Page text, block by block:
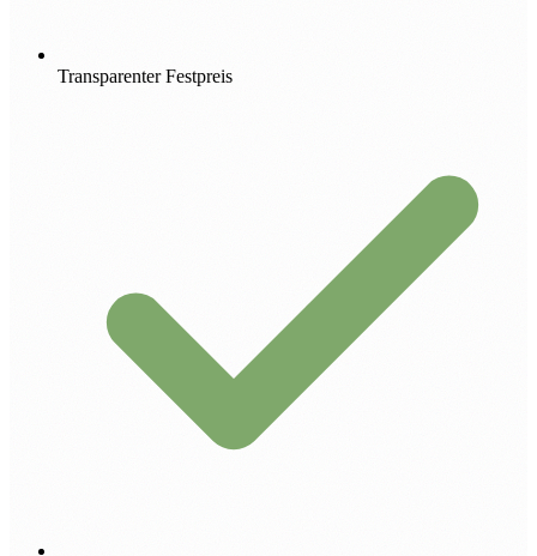
Transparenter Festpreis